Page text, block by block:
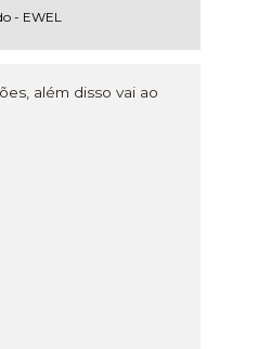
- EWEL
além disso vai ao